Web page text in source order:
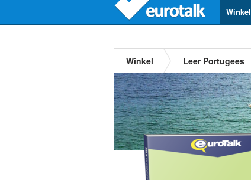
Winkel
Winkel Leer Portugees